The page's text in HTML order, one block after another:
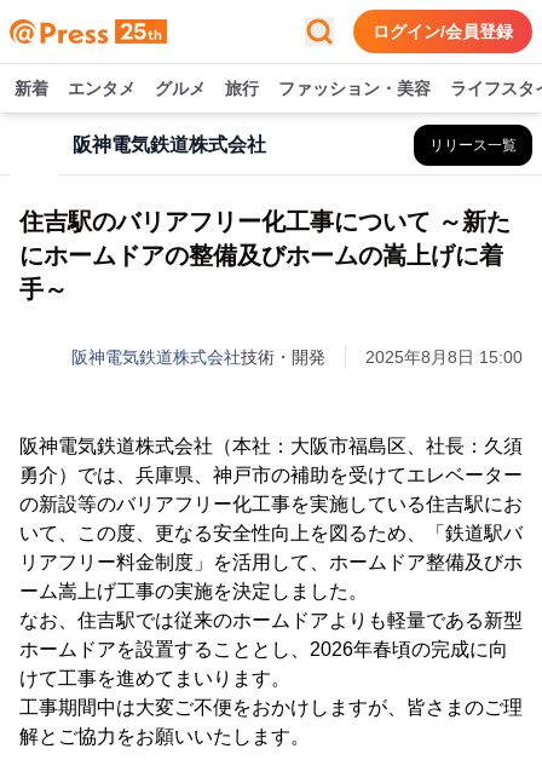
ログイン/会員登録
新着 エンタメ グルメ 旅行 ファッション・美容 ライフスタ
阪神電気鉄道株式会社 リリース一覧
住吉駅のバリアフリー化工事について ～新た
にホームドアの整備及びホームの嵩上げに着
手～
阪神電気鉄道株式会社技術・開発 2025年8月8日 15:00
阪神電気鉄道株式会社（本社：大阪市福島区、社長：久須
勇介）では、兵庫県、神戸市の補助を受けてエレベーター
の新設等のバリアフリー化工事を実施している住吉駅にお
いて、この度、更なる安全性向上を図るため、「鉄道駅バ
リアフリー料金制度」を活用して、ホームドア整備及びホ
ーム嵩上げ工事の実施を決定しました。
なお、住吉駅では従来のホームドアよりも軽量である新型
ホームドアを設置することとし、2026年春頃の完成に向
けて工事を進めてまいります。
工事期間中は大変ご不便をおかけしますが、皆さまのご理
解とご協力をお願いいたします。